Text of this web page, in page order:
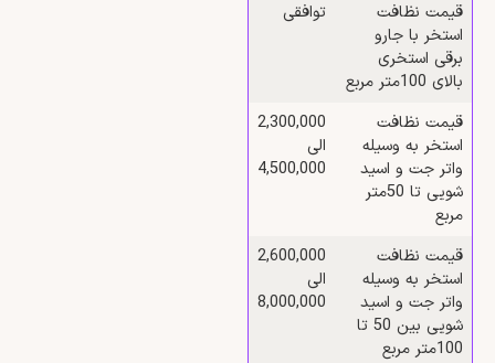
قیمت نظافت
استخر با جارو
برقی استخری
بالای 100متر مربع
توافقی
قیمت نظافت
استخر به وسیله
واتر جت و اسید
شویی تا 50متر
مربع
2,300,000
الی
4,500,000
قیمت نظافت
استخر به وسیله
واتر جت و اسید
شویی بین 50 تا
100متر مربع
2,600,000
الی
8,000,000